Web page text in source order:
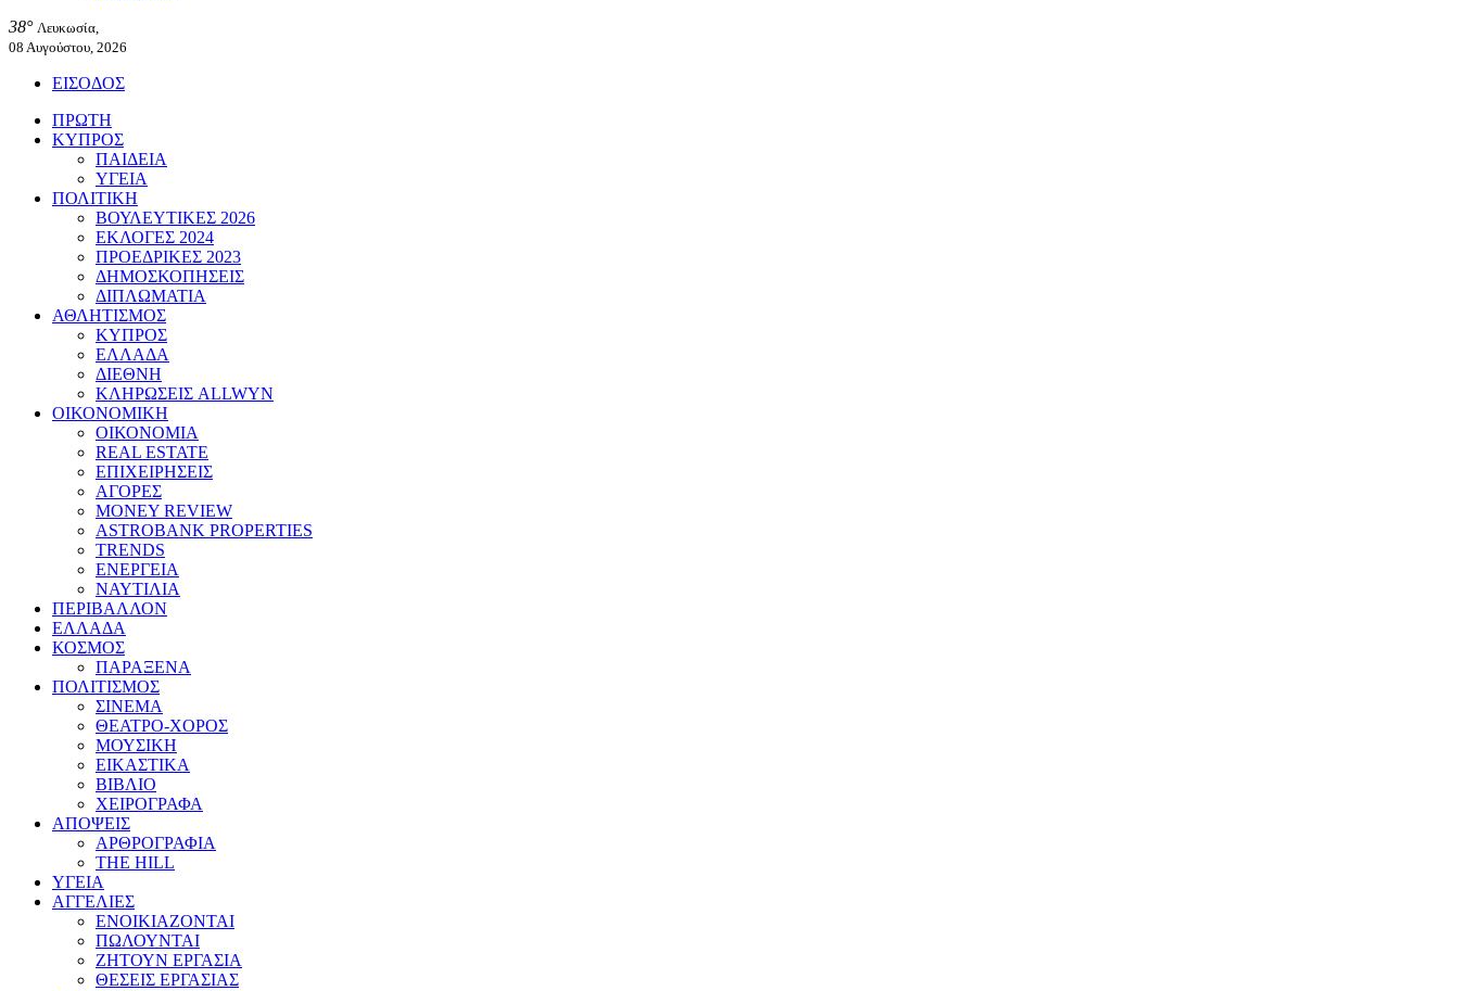
38° Λευκωσία,
08 Αυγούστου, 2026
ΕΙΣΟΔΟΣ
ΠΡΩΤΗ
ΚΥΠΡΟΣ
ΠΑΙΔΕΙΑ
ΥΓΕΙΑ
ΠΟΛΙΤΙΚΗ
ΒΟΥΛΕΥΤΙΚΕΣ 2026
ΕΚΛΟΓΕΣ 2024
ΠΡΟΕΔΡΙΚΕΣ 2023
ΔΗΜΟΣΚΟΠΗΣΕΙΣ
ΔΙΠΛΩΜΑΤΙΑ
ΑΘΛΗΤΙΣΜΟΣ
ΚΥΠΡΟΣ
ΕΛΛΑΔΑ
ΔΙΕΘΝΗ
ΚΛΗΡΩΣΕΙΣ ALLWYN
ΟΙΚΟΝΟΜΙΚΗ
ΟΙΚΟΝΟΜΙΑ
REAL ESTATE
ΕΠΙΧΕΙΡΗΣΕΙΣ
ΑΓΟΡΕΣ
MONEY REVIEW
ASTROBANK PROPERTIES
TRENDS
ΕΝΕΡΓΕΙΑ
ΝΑΥΤΙΛΙΑ
ΠΕΡΙΒΑΛΛΟΝ
ΕΛΛΑΔΑ
ΚΟΣΜΟΣ
ΠΑΡΑΞΕΝΑ
ΠΟΛΙΤΙΣΜΟΣ
ΣΙΝΕΜΑ
ΘΕΑΤΡΟ-ΧΟΡΟΣ
ΜΟΥΣΙΚΗ
ΕΙΚΑΣΤΙΚΑ
ΒΙΒΛΙΟ
ΧΕΙΡΟΓΡΑΦΑ
ΑΠΟΨΕΙΣ
ΑΡΘΡΟΓΡΑΦΙΑ
THE HILL
ΥΓΕΙΑ
ΑΓΓΕΛΙΕΣ
ΕΝΟΙΚΙΑΖΟΝΤΑΙ
ΠΩΛΟΥΝΤΑΙ
ΖΗΤΟΥΝ ΕΡΓΑΣΙΑ
ΘΕΣΕΙΣ ΕΡΓΑΣΙΑΣ